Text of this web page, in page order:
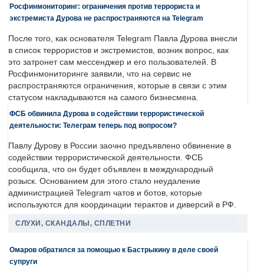
Росфинмониторинг: ограничения против террориста и
экстремиста Дурова не распространяются на Telegram
После того, как основателя Telegram Павла Дурова внесли
в список террористов и экстремистов, возник вопрос, как
это затронет сам мессенджер и его пользователей. В
Росфинмониторинге заявили, что на сервис не
распространяются ограничения, которые в связи с этим
статусом накладываются на самого бизнесмена.
ФСБ обвинила Дурова в содействии террористической
деятельности: Телеграм теперь под вопросом?
Павлу Дурову в России заочно предъявлено обвинение в
содействии террористической деятельности. ФСБ
сообщила, что он будет объявлен в международный
розыск. Основанием для этого стало неудаление
администрацией Telegram чатов и ботов, которые
используются для координации терактов и диверсий в РФ.
СЛУХИ, СКАНДАЛЫ, СПЛЕТНИ
Омаров обратился за помощью к Бастрыкину в деле своей
супруги